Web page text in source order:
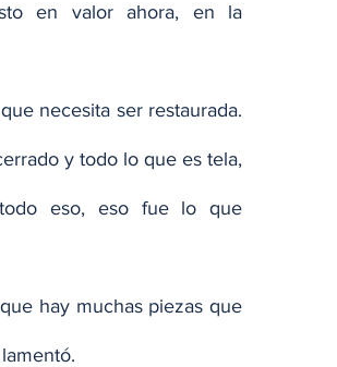
en valor ahora, en la
necesita ser restaurada.
y todo lo que es tela,
eso, eso fue lo que
hay muchas piezas que